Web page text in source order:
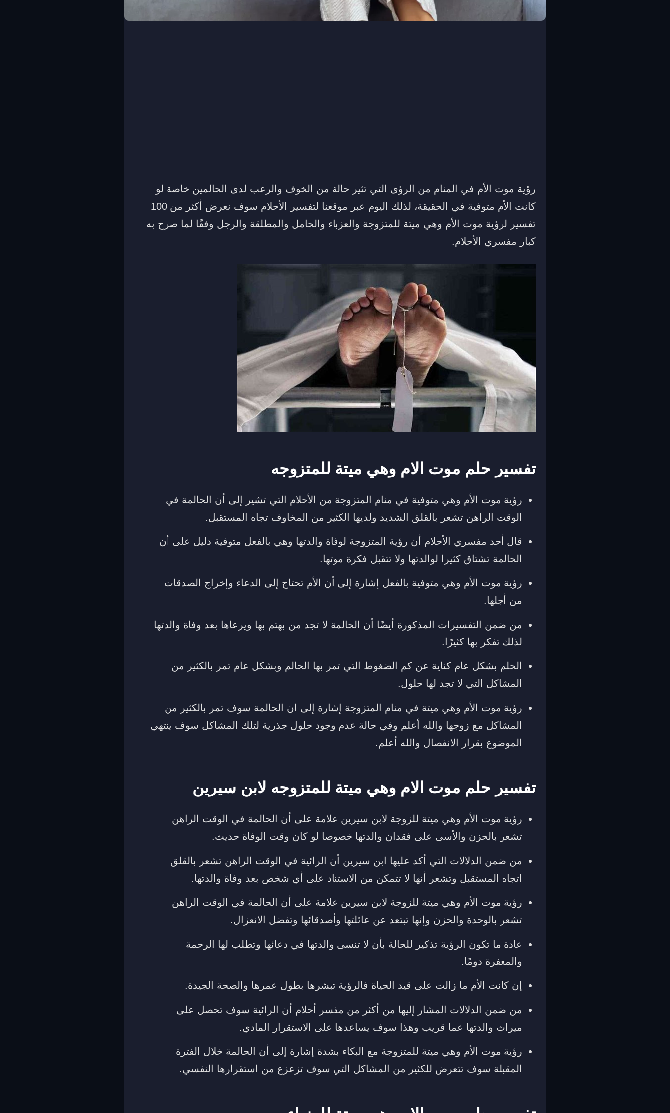
‏رؤية موت الأم في المنام من الرؤى التي تثير حالة من الخوف والرعب لدى الحالمين خاصة لو
كانت الأم متوفية في الحقيقة، لذلك اليوم عبر موقعنا لتفسير الأحلام سوف نعرض أكثر من 100
تفسير لرؤية موت الأم وهي ميتة للمتزوجة والعزباء والحامل والمطلقة والرجل وفقًا لما صرح به
كبار مفسري الأحلام.
تفسير حلم موت الام وهي ميتة للمتزوجه
‏رؤية موت الأم وهي متوفية في منام المتزوجة من الأحلام التي تشير إلى أن الحالمة في
الوقت الراهن تشعر بالقلق الشديد ولديها الكثير من المخاوف تجاه المستقبل.
‏قال أحد مفسري الأحلام أن رؤية المتزوجة لوفاة والدتها وهي بالفعل متوفية دليل على أن
الحالمة تشتاق كثيرا لوالدتها ولا تتقبل فكرة موتها.
‏رؤية موت الأم وهي متوفية بالفعل إشارة إلى أن الأم تحتاج إلى الدعاء وإخراج الصدقات
من أجلها.
من ضمن التفسيرات المذكورة أيضًا أن الحالمة لا تجد من بهتم بها ويرعاها بعد وفاة والدتها
لذلك تفكر بها كثيرًا.
الحلم بشكل عام كناية عن كم الضغوط التي تمر بها الحالم وبشكل عام تمر بالكثير من
المشاكل التي لا تجد لها حلول.
رؤية موت الأم وهي ميتة في منام المتزوجة إشارة إلى ان الحالمة سوف تمر بالكثير من
المشاكل مع زوجها والله أعلم وفي حالة عدم وجود حلول جذرية لتلك المشاكل سوف ينتهي
الموضوع بقرار الانفصال والله أعلم.
تفسير حلم موت الام وهي ميتة للمتزوجه لابن سيرين
‏رؤية موت الأم وهي ميتة للزوجة لابن سيرين علامة على أن الحالمة في الوقت الراهن
تشعر بالحزن والأسى على فقدان والدتها خصوصا لو كان وقت الوفاة حديث.
‏من ضمن الدلالات التي أكد عليها ابن سيرين أن الرائية في الوقت الراهن تشعر بالقلق
اتجاه المستقبل وتشعر أنها لا تتمكن من الاستناد على أي شخص بعد وفاة والدتها.
‏رؤية موت الأم وهي ميتة للزوجة لابن سيرين علامة على أن الحالمة في الوقت الراهن
تشعر بالوحدة والحزن وإنها تبتعد عن عائلتها وأصدقائها وتفضل الانعزال.
‏عادة ما تكون الرؤية تذكير للحالة بأن لا تنسى والدتها في دعائها وتطلب لها الرحمة
والمغفرة دومًا.
‏إن كانت الأم ما زالت على قيد الحياة فالرؤية تبشرها بطول عمرها والصحة الجيدة.
من ضمن الدلالات المشار إليها من أكثر من مفسر أحلام أن الرائية سوف تحصل على
ميراث والدتها عما قريب وهذا سوف يساعدها على الاستقرار المادي.
رؤية موت الأم وهي ميتة للمتزوجة مع البكاء بشدة إشارة إلى أن الحالمة خلال الفترة
المقبلة سوف تتعرض للكثير من المشاكل التي سوف تزعزع من استقرارها النفسي.